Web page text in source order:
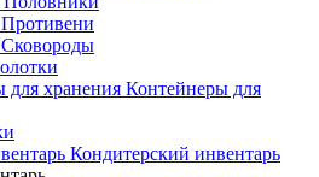
Противени
Сковороды
Контейнеры для
Кондитерский инвентарь